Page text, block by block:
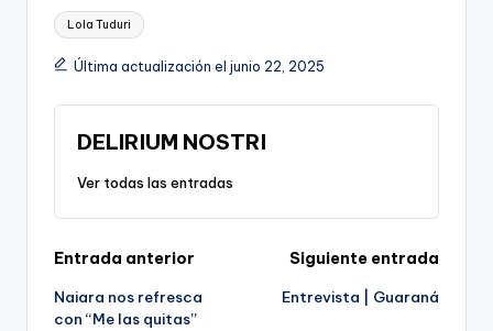
Etiquetas:
Lola Tuduri
Última actualización el junio 22, 2025
DELIRIUM NOSTRI
Ver todas las entradas
Navegación
de
Entrada anterior
Naiara nos refresca
con “Me las quitas”
Siguiente entrada
Entrevista | Guaraná